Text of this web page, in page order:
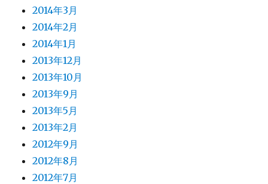
2014年3月
2014年2月
2014年1月
2013年12月
2013年10月
2013年9月
2013年5月
2013年2月
2012年9月
2012年8月
2012年7月